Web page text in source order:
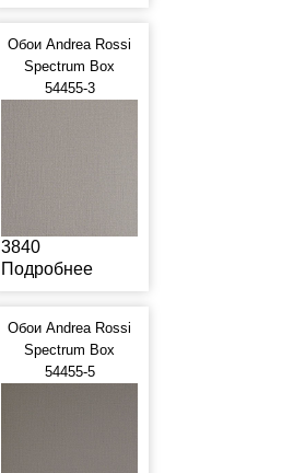
Обои Andrea Rossi
Spectrum Box
54455-3
3840
Подробнее
Обои Andrea Rossi
Spectrum Box
54455-5